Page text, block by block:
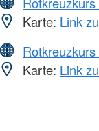
Karte: Link
Karte: Link